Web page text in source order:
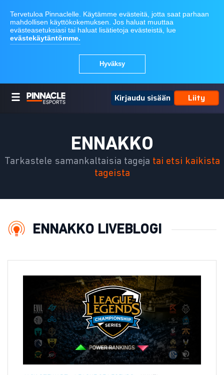
Kirjaudu sisään Liity
ENNAKKO
Tarkastele samankaltaisia tageja tai etsi kaikista
tageista
ENNAKKO LIVEBLOGI